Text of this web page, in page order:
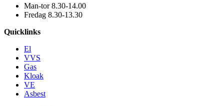
Man-tor 8.30-14.00
Fredag 8.30-13.30
Quicklinks
El
VVS
Gas
Kloak
VE
Asbest